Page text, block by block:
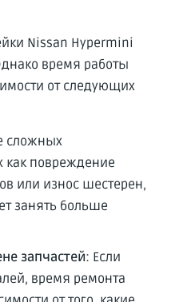
Nissan Hypermini
время работы
от следующих
сложных
как повреждение
или износ шестерен,
занять больше
запчастей: Если
время ремонта